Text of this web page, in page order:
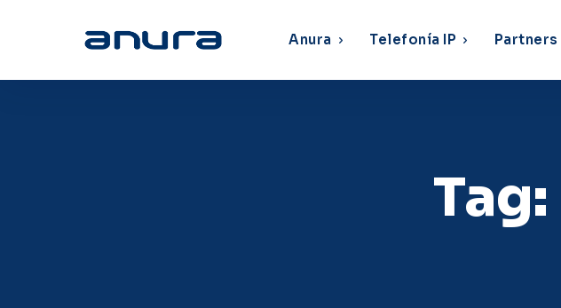
Anura Telefonía IP Partners
Tag: